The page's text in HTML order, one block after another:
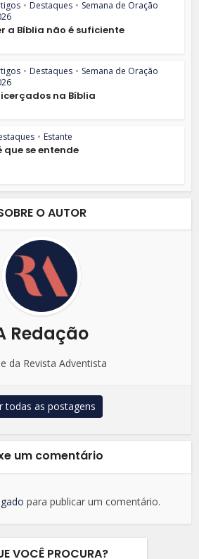
• Destaques • Semana de Oração
a Bíblia não é suficiente
• Destaques • Semana de Oração
na Bíblia
• Estante
que se entende
O AUTOR
Redação
da Revista Adventista
todas as postagens
um comentário
para publicar um comentário.
VOCÊ PROCURA?